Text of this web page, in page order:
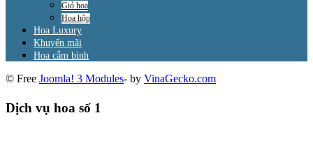
Giỏ hoa
Hoa hộp
Hoa Luxury
Khuyến mãi
Hoa cắm bình
© Free Joomla! 3 Modules- by VinaGecko.com
Dịch vụ hoa số 1